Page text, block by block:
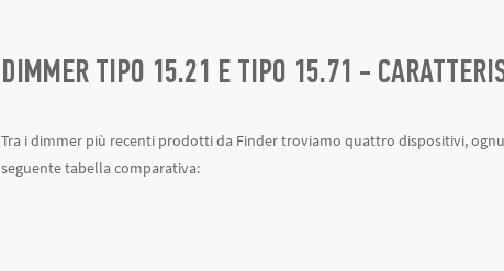
DIMMER TIPO 15.21 E TIPO 15.71 -
Tra i dimmer più recenti prodotti da Finder troviamo quattro dispositivi,
seguente tabella comparativa: